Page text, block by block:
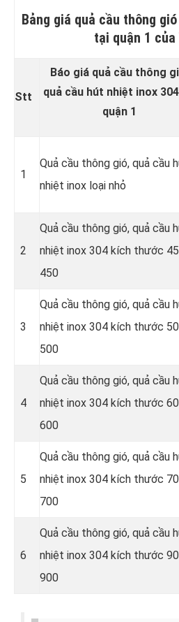
Bảng giá quả cầu thông
tại quận 1 của
Stt
Báo giá quả cầu thông
quả cầu hút nhiệt inox
quận 1
1
Quả cầu thông gió, quả cầu
nhiệt inox loại nhỏ
2
Quả cầu thông gió, quả cầu
nhiệt inox 304 kích thước
450
3
Quả cầu thông gió, quả cầu
nhiệt inox 304 kích thước
500
4
Quả cầu thông gió, quả cầu
nhiệt inox 304 kích thước
600
5
Quả cầu thông gió, quả cầu
nhiệt inox 304 kích thước
700
6
Quả cầu thông gió, quả cầu
nhiệt inox 304 kích thước
900